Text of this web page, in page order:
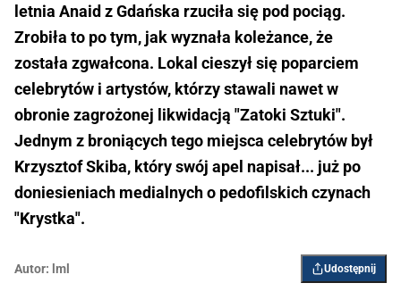
letnia Anaid z Gdańska rzuciła się pod pociąg.
Zrobiła to po tym, jak wyznała koleżance, że
została zgwałcona. Lokal cieszył się poparciem
celebrytów i artystów, którzy stawali nawet w
obronie zagrożonej likwidacją "Zatoki Sztuki".
Jednym z broniących tego miejsca celebrytów był
Krzysztof Skiba, który swój apel napisał... już po
doniesieniach medialnych o pedofilskich czynach
"Krystka".
Autor: lml Udostępnij